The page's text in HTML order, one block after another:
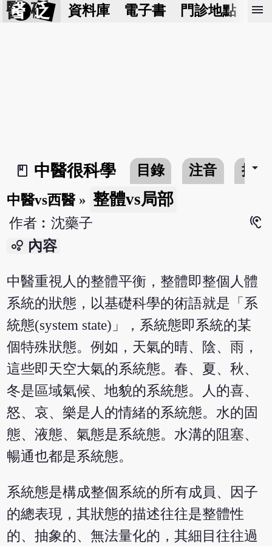
醫 砭 資料庫 電子書 門診地點 預
menu
book_2
中醫很科學 目錄 注音 搜尋
arrow_drop_down
中醫vs西醫 » 整體vs局部
作者︰沈藥子
hearing
bubble_chart 內容
中醫重視人的整體平衡，整體即整個人體
系統的狀態，以基礎科學的術語就是「系
統態(system state)」，系統態即系統的某
個特殊狀態。例如，天氣的晴、陰、雨，
這些即天空大氣的系統態。春、夏、秋、
冬是區域氣候、地貌的系統態。人的喜、
怒、哀、樂是人的情緒的系統態。水的固
態、液態、氣態是系統態。水溝的阻塞、
暢通也都是系統態。
系統態是構成整個系統的所有成員、因子
的總表現，其狀態的描述往往是整體性
的、抽象的、無法量化的，其細目往往過